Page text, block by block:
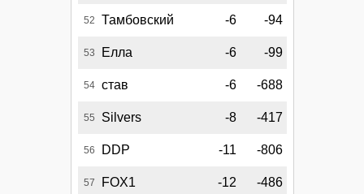
52 Тамбовский -6 -94
53 Елла -6 -99
54 став -6 -688
55 Silvers -8 -417
56 DDP -11 -806
57 FOX1 -12 -486